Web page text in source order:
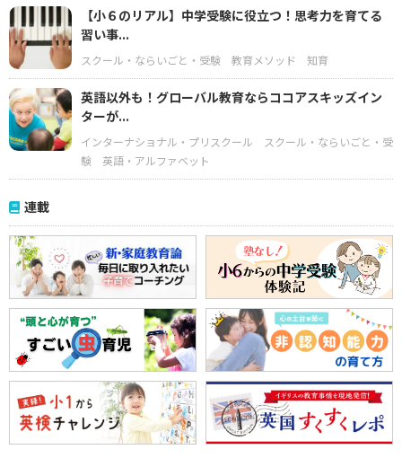
【小６のリアル】中学受験に役立つ！思考力を育てる
習い事...
スクール・ならいごと・受験 教育メソッド 知育
英語以外も！グローバル教育ならココアスキッズイン
ターが...
インターナショナル・プリスクール
スクール・ならいごと・受
験
英語・アルファベット
連載